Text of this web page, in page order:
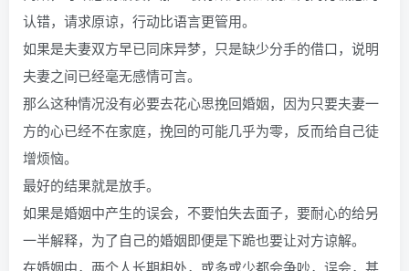
认错，请求原谅，行动比语言更管用。
如果是夫妻双方早已同床异梦，只是缺少分手的借口，说明
夫妻之间已经毫无感情可言。
那么这种情况没有必要去花心思挽回婚姻，因为只要夫妻一
方的心已经不在家庭，挽回的可能几乎为零，反而给自己徒
增烦恼。
最好的结果就是放手。
如果是婚姻中产生的误会，不要怕失去面子，要耐心的给另
一半解释，为了自己的婚姻即便是下跪也要让对方谅解。
在婚姻中，两个人长期相处，或多或少都会争吵，误会，甚